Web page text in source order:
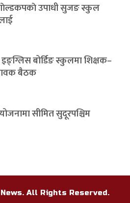
उपाधी सुजङ स्कुल
बोर्डिङ स्कुलमा शिक्षक–
बैठक
सीमित सुदूरपश्चिम
All Rights Reserved.